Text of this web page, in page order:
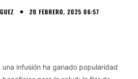
20 FEBRERO, 2025 06:57
una infusión ha ganado popularidad